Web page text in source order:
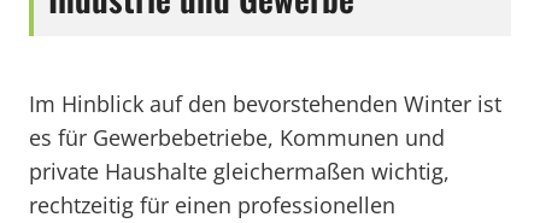
Im Hinblick auf den bevorstehenden Winter ist
es für Gewerbebetriebe, Kommunen und
private Haushalte gleichermaßen wichtig,
rechtzeitig für einen professionellen